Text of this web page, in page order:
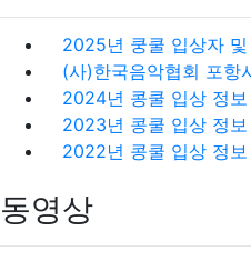
2024년 콩쿨 입상 정보
2023년 콩쿨 입상 정보
2022년 콩쿨 입상 정보
동영상